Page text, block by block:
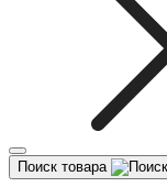
Поиск товара